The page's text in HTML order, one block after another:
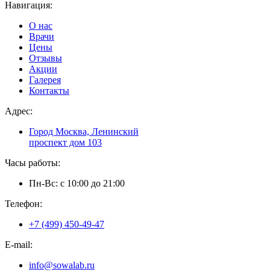
Навигация:
О нас
Врачи
Цены
Отзывы
Акции
Галерея
Контакты
Адрес:
Город Москва, Ленинский
проспект дом 103
Часы работы:
Пн-Вс: с 10:00 до 21:00
Телефон:
+7 (499) 450-49-47
E-mail:
info@sowalab.ru